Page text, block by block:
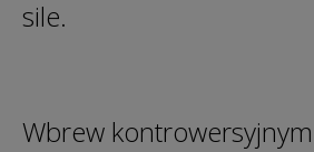
sile.
Wbrew kontrowersyjnym